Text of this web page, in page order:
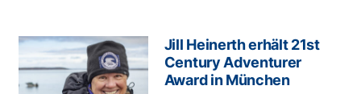
Jill Heinerth erhält 21st
Century Adventurer
Award in München